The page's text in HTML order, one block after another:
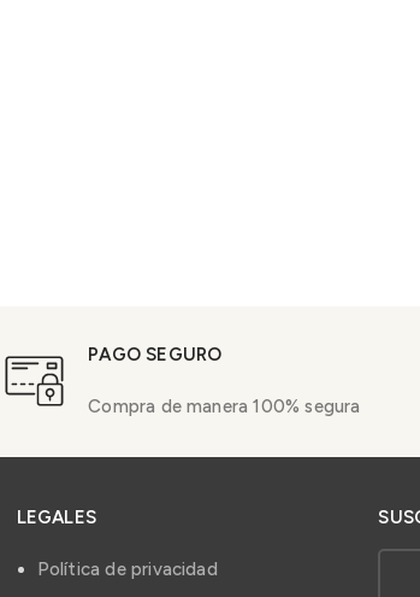
PAGO SEGURO
Compra de manera 100% segura
LEGALES
Política de privacidad